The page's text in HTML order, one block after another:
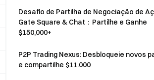
Desafio de Partilha de Negociação de
Gate Square & Chat：Partilhe e Ganhe
$150,000+
P2P Trading Nexus: Desbloqueie novos
e compartilhe $11.000